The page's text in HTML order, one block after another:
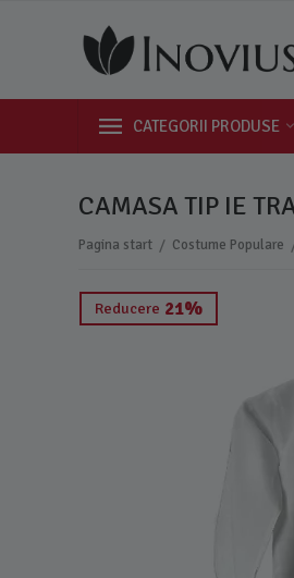
CATEGORII PRODUSE
CAMASA TIP IE
Pagina start / Costume Populare
Reducere 21%